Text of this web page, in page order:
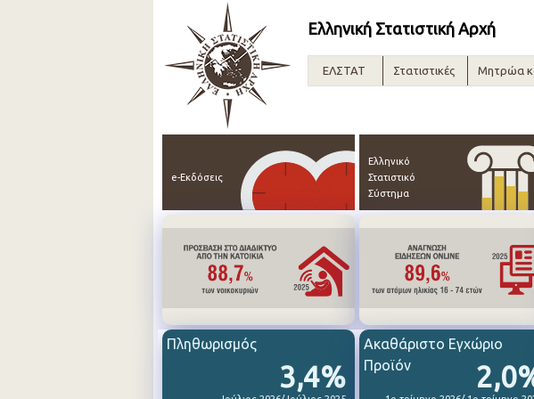
Ελληνική Στατιστική Αρχή
ΕΛΣΤΑΤ Στατιστικές Μητρώα
e-Εκδόσεις
Ελληνικό
Στατιστικό
Σύστημα
3,4%
Πληθωρισμός
Ακαθάριστο Εγχώριο
Προϊόν